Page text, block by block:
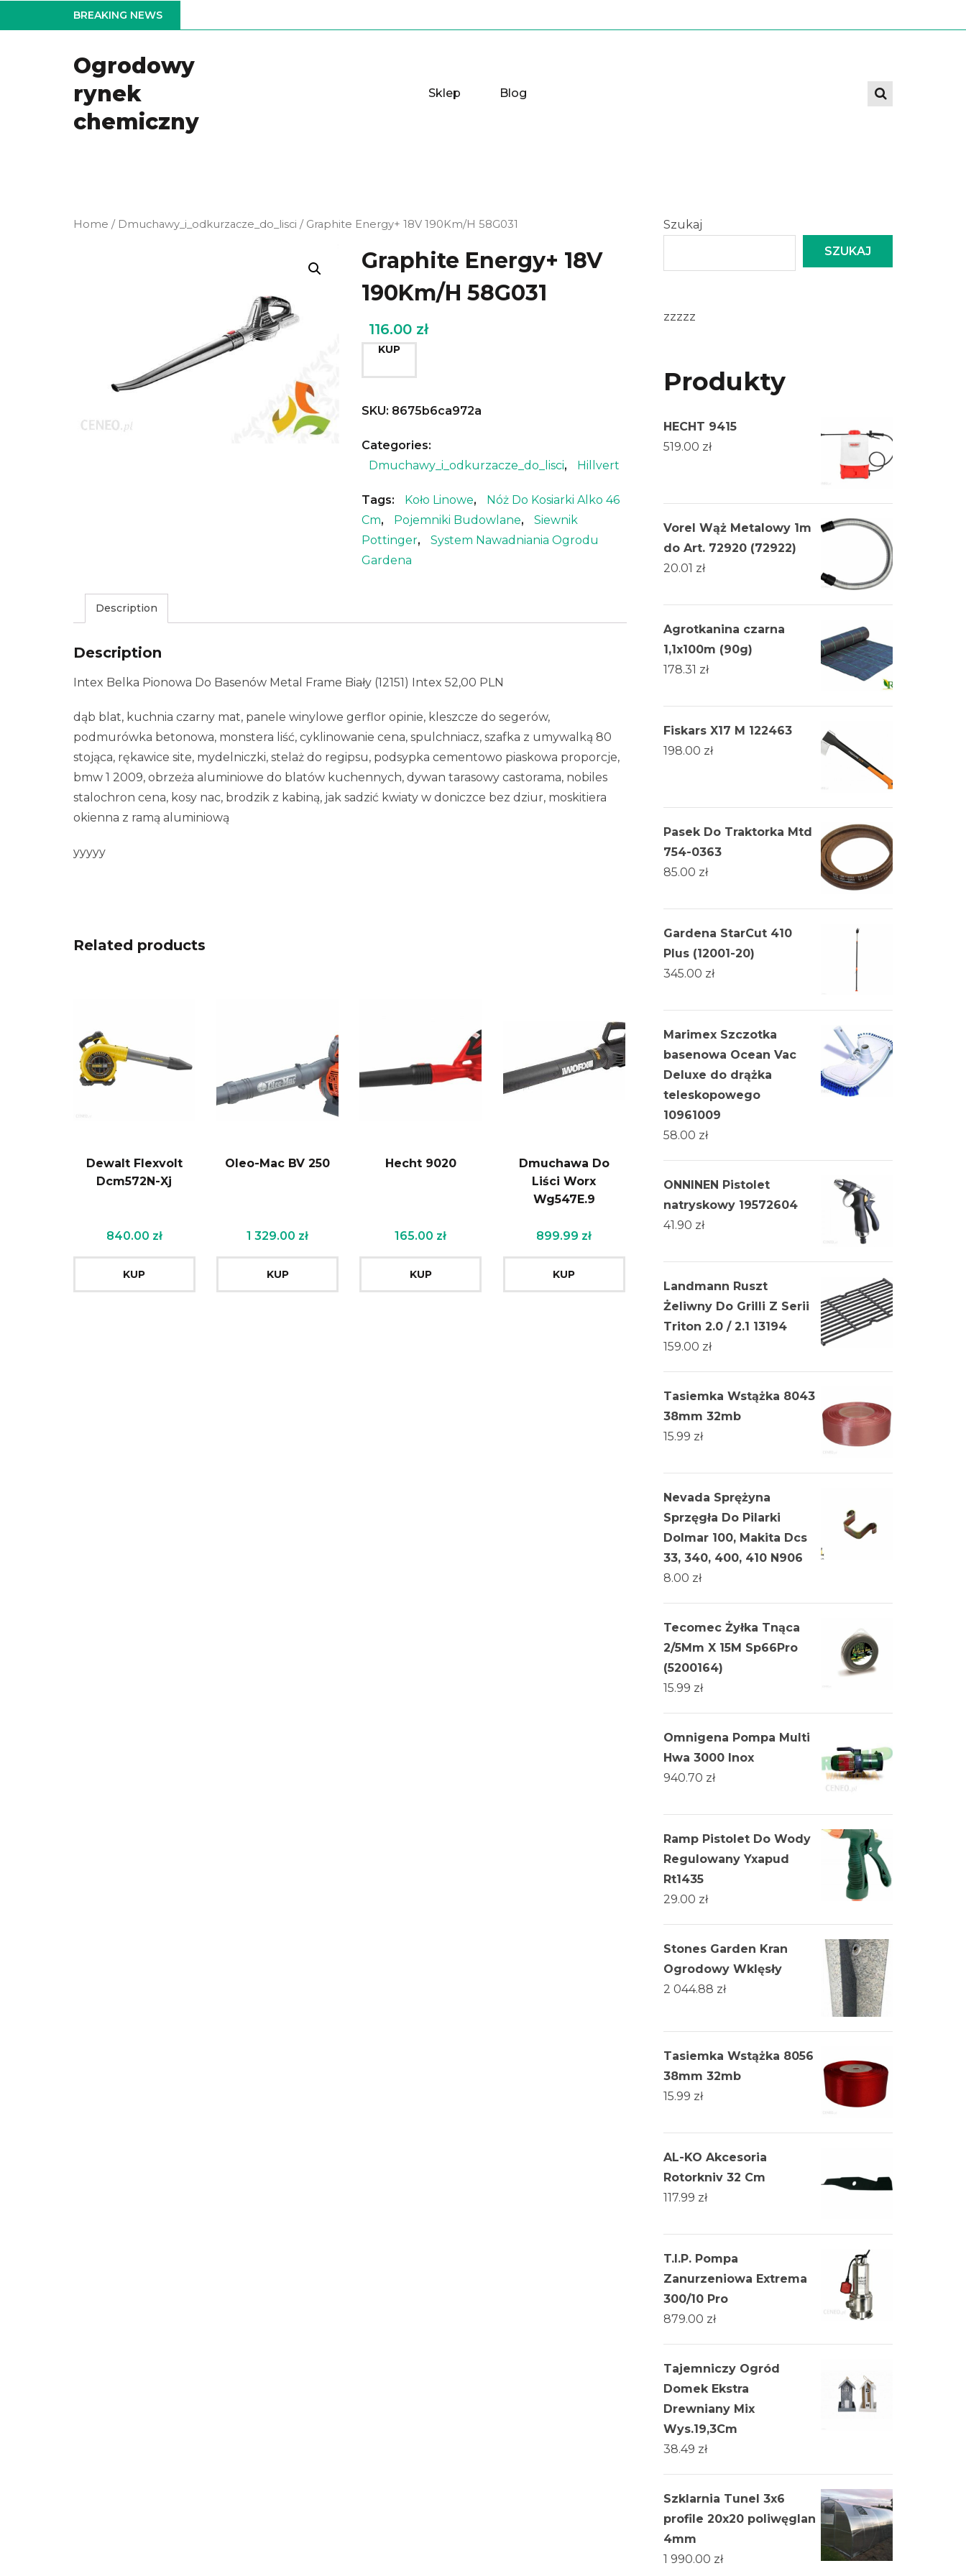
to
BREAKING NEWS
Ogrodowy
rynek
chemiczny
Sklep Blog
Home / Dmuchawy_i_odkurzacze_do_lisci / Graphite Energy+ 18V 190Km/H 58G031
Graphite Energy+ 18V
190Km/H 58G031
116.00 zł
KUP
SKU: 8675b6ca972a
Categories:
Dmuchawy_i_odkurzacze_do_lisci, Hillvert
Tags: Koło Linowe,
Nóż Do Kosiarki Alko 46
Cm, Pojemniki Budowlane,
Siewnik
Pottinger,
System Nawadniania Ogrodu
Gardena
Description
Description
Intex Belka Pionowa Do Basenów Metal Frame Biały (12151) Intex 52,00 PLN
dąb blat, kuchnia czarny mat, panele winylowe gerflor opinie, kleszcze do segerów,
podmurówka betonowa, monstera liść, cyklinowanie cena, spulchniacz, szafka z umywalką 80
stojąca, rękawice site, mydelniczki, stelaż do regipsu, podsypka cementowo piaskowa proporcje,
bmw 1 2009, obrzeża aluminiowe do blatów kuchennych, dywan tarasowy castorama, nobiles
stalochron cena, kosy nac, brodzik z kabiną, jak sadzić kwiaty w doniczce bez dziur, moskitiera
okienna z ramą aluminiową
yyyyy
Related products
Dewalt Flexvolt
Dcm572N-Xj
840.00 zł
KUP
Oleo-Mac BV 250
1 329.00 zł
KUP
Hecht 9020
165.00 zł
KUP
Dmuchawa Do
Liści Worx
Wg547E.9
899.99 zł
KUP
Szukaj
SZUKAJ
zzzzz
Produkty
HECHT 9415
519.00 zł
Vorel Wąż Metalowy 1m
do Art. 72920 (72922)
20.01 zł
Agrotkanina czarna
1,1x100m (90g)
178.31 zł
Fiskars X17 M 122463
198.00 zł
Pasek Do Traktorka Mtd
754-0363
85.00 zł
Gardena StarCut 410
Plus (12001-20)
345.00 zł
Marimex Szczotka
basenowa Ocean Vac
Deluxe do drążka
teleskopowego
10961009
58.00 zł
ONNINEN Pistolet
natryskowy 19572604
41.90 zł
Landmann Ruszt
Żeliwny Do Grilli Z Serii
Triton 2.0 / 2.1 13194
159.00 zł
Tasiemka Wstążka 8043
38mm 32mb
15.99 zł
Nevada Sprężyna
Sprzęgła Do Pilarki
Dolmar 100, Makita Dcs
33, 340, 400, 410 N906
8.00 zł
Tecomec Żyłka Tnąca
2/5Mm X 15M Sp66Pro
(5200164)
15.99 zł
Omnigena Pompa Multi
Hwa 3000 Inox
940.70 zł
Ramp Pistolet Do Wody
Regulowany Yxapud
Rt1435
29.00 zł
Stones Garden Kran
Ogrodowy Wklęsły
2 044.88 zł
Tasiemka Wstążka 8056
38mm 32mb
15.99 zł
AL-KO Akcesoria
Rotorkniv 32 Cm
117.99 zł
T.I.P. Pompa
Zanurzeniowa Extrema
300/10 Pro
879.00 zł
Tajemniczy Ogród
Domek Ekstra
Drewniany Mix
Wys.19,3Cm
38.49 zł
Szklarnia Tunel 3x6
profile 20x20 poliwęglan
4mm
1 990.00 zł